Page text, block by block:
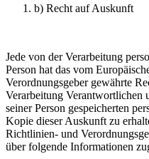
b) Recht auf Auskunft
Jede von der Verarbeitung
Person hat das vom
Verordnungsgeber gewährte
Verarbeitung Verantwortlichen
seiner Person gespeicherten
Kopie dieser Auskunft zu
Richtlinien- und
über folgende Informationen